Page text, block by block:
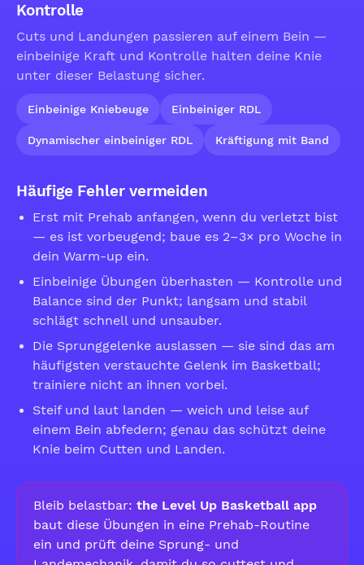
Kontrolle
Cuts und Landungen passieren auf einem Bein —
einbeinige Kraft und Kontrolle halten deine Knie
unter dieser Belastung sicher.
Einbeinige Kniebeuge Einbeiniger RDL
Dynamischer einbeiniger RDL Kräftigung mit Band
Häufige Fehler vermeiden
Erst mit Prehab anfangen, wenn du verletzt bist
— es ist vorbeugend; baue es 2–3× pro Woche in
dein Warm-up ein.
Einbeinige Übungen überhasten — Kontrolle und
Balance sind der Punkt; langsam und stabil
schlägt schnell und unsauber.
Die Sprunggelenke auslassen — sie sind das am
häufigsten verstauchte Gelenk im Basketball;
trainiere nicht an ihnen vorbei.
Steif und laut landen — weich und leise auf
einem Bein abfedern; genau das schützt deine
Knie beim Cutten und Landen.
Bleib belastbar: the Level Up Basketball app
baut diese Übungen in eine Prehab-Routine
ein und prüft deine Sprung- und